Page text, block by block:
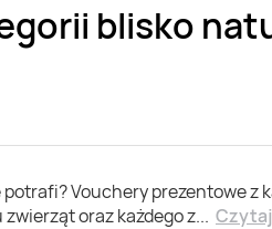
blisko
Vouchery prezentowe
oraz każdego z...